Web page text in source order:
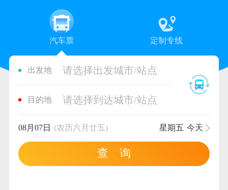
汽车票 定制专线
出发地 请选择出发城市/站点
目的地 请选择到达城市/站点
08月07日 (农历六月廿五) 星期五 今天
查 询